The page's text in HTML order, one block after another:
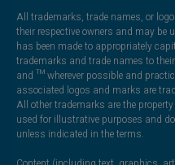
All trademarks, trade names, or
their respective owners and may be
has been made to appropriately
trademarks and trade names to
and ™ wherever possible and
associated logos and marks are
All other trademarks are the
used for illustrative purposes and
unless indicated in the terms.